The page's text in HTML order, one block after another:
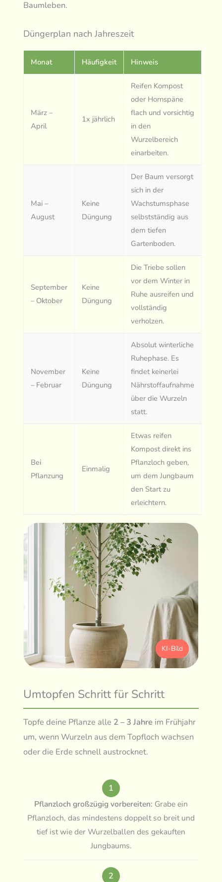
Baumleben.
Düngerplan nach Jahreszeit
Monat Häufigkeit Hinweis
März –
April
1x jährlich
Reifen Kompost
oder Hornspäne
flach und vorsichtig
in den
Wurzelbereich
einarbeiten.
Mai –
August
Keine
Düngung
Der Baum versorgt
sich in der
Wachstumsphase
selbstständig aus
dem tiefen
Gartenboden.
September
– Oktober
Keine
Düngung
Die Triebe sollen
vor dem Winter in
Ruhe ausreifen und
vollständig
verholzen.
November
– Februar
Keine
Düngung
Absolut winterliche
Ruhephase. Es
findet keinerlei
Nährstoffaufnahme
über die Wurzeln
statt.
Bei
Pflanzung
Einmalig
Etwas reifen
Kompost direkt ins
Pflanzloch geben,
um dem Jungbaum
den Start zu
erleichtern.
KI-Bild
Umtopfen Schritt für Schritt
Topfe deine Pflanze alle 2 – 3 Jahre im Frühjahr
um, wenn Wurzeln aus dem Topfloch wachsen
oder die Erde schnell austrocknet.
1
Pflanzloch großzügig vorbereiten: Grabe ein
Pflanzloch, das mindestens doppelt so breit und
tief ist wie der Wurzelballen des gekauften
Jungbaums.
2